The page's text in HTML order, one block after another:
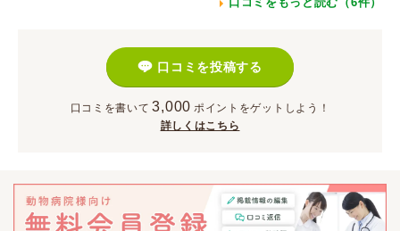
口コミを投稿する
口コミを書いて 3,000 ポイント をゲットしよう！
詳しくはこちら